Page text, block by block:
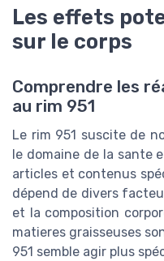
Les effets
sur le corps
Comprendre les
au rim 951
Le rim 951 suscite de
le domaine de la sante
articles et contenus
dépend de divers
et la composition
matieres graisseuses
951 semble agir plus